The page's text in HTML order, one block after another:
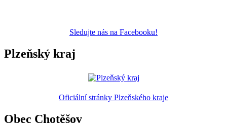
Sledujte nás na Facebooku!
Plzeňský kraj
Oficiální stránky Plzeňského kraje
Obec Chotěšov